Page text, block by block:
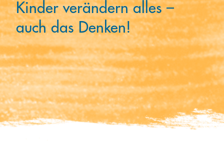
Kinder verändern alles –
auch das Denken!